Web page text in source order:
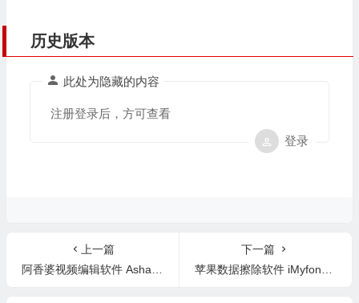
历史版本
此处为隐藏的内容
注册登录后，方可查看
登录
上一篇
阿香婆视频编辑软件 Ashampoo Video Optimizer v2.0.1 中文版
下一篇
苹果数据擦除软件 iMyfone Umate v6.0.3 中文版